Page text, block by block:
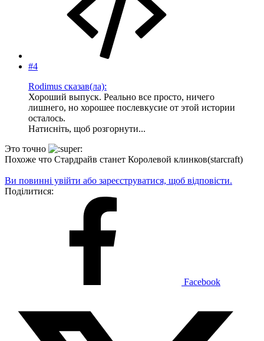
#4
Rodimus сказав(ла):
Хороший выпуск. Реально все просто, ничего
лишнего, но хорошее послевкусие от этой истории
осталось.
Натисніть, щоб розгорнути...
Это точно
Похоже что Стардрайв станет Королевой клинков(starcraft)
Ви повинні увійти або зареєструватися, щоб відповісти.
Поділитися:
Facebook